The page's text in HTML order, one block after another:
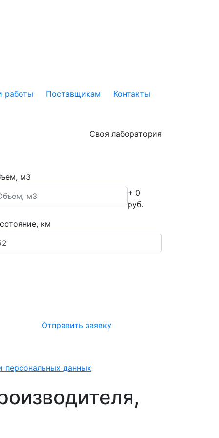
работы Поставщикам Контакты
Своя лаборатория
м3
+ 0
руб.
км
Отправить заявку
персональных данных